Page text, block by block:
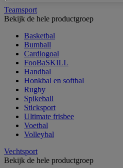
Teamsport
Bekijk de hele productgroep
Basketbal
Bumball
Cardiogoal
FooBaSKILL
Handbal
Honkbal en softbal
Rugby
Spikeball
Sticksport
Ultimate frisbee
Voetbal
Volleybal
Vechtsport
Bekijk de hele productgroep